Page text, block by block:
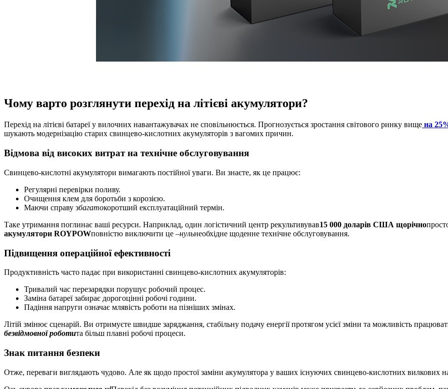
Чому варто розглянути перехід на літієві акумулятори?
Перехід на літієві батареї у вилочних навантажувачах не сповільнюється. Прогнозується зростання світового ринку вище на
шукають модернізацію старих свинцево-кислотних акумуляторів з вагомих причин.
Відмова від високих витрат на технічне обслуговування
Свинцево-кислотні акумулятори вимагають постійної уваги. Ви знаєте, як це працює:
Регулярні перевірки поливу.
Очищення клем для боротьби з корозією.
Маючи справу збагатокоротший експлуатаційний термін.
Таке утримання поглинає ваші ресурси. Наприклад, один логістичний центр рекультивував15 000 доларів США щорічно
акумулятори ROYPOWповністю виключити це –нульнеобхідне щоденне технічне обслуговування.
Підвищення операційної ефективності
Продуктивність часто падає при використанні свинцево-кислотних акумуляторів:
Тривалий час перезарядки порушує робочий процес.
Заміна батареї забирає дорогоцінні робочі години.
Падіння напруги означає млявість роботи на пізніших змінах.
Літій змінює сценарій. Ви отримуєте швидше заряджання, стабільну подачу енергії протягом усієї зміни та можливість
безвідмовної роботита більш плавні робочі процеси.
Знак питання безпеки
Отже, переваги виглядають чудово. Але як щодо простої заміни акумулятора у ваших існуючих свинцево-кислотних вилкових